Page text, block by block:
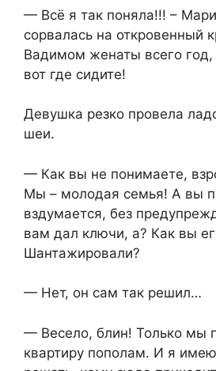
— Всё я так поняла!!! –
сорвалась на откровенный
Вадимом женаты всего
вот где сидите!
Девушка резко провела
шеи.
— Как вы не понимаете,
Мы – молодая семья! А вы
вздумается, без
вам дал ключи, а? Как вы
Шантажировали?
— Нет, он сам так решил…
— Весело, блин! Только мы
квартиру пополам. И я